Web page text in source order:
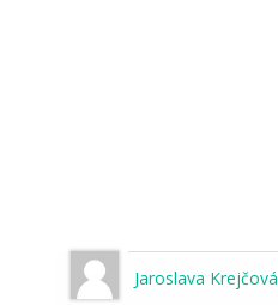
Jaroslava Krejčová